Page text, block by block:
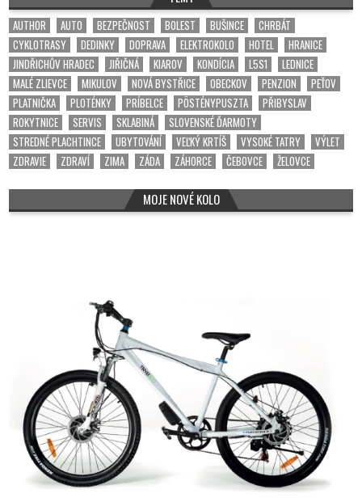
AUTHOR AUTO BEZPEČNOST BOLEST BUŠINCE
CHRBÁT
CYKLOTRASY
DEDINKY DOPRAVA ELEKTROKOLO HOTEL
HRANICE
JINDŘICHŮV HRADEC
JIŘIČNÁ KIAROV KONDÍCIA L5S1
LEDNICE
MALÉ ZLIEVCE
MIKULOV NOVÁ BYSTŘICE OBECKOV PENZION
PEŤOV
PLATNIČKA
PLOTÉNKY PRÍBELCE PÖSTÉNYPUSZTA
PŘIBYSLAV
ROKYTNICE
SERVIS SKLABINÁ
SLOVENSKÉ ĎARMOTY
STREDNÉ PLACHTINCE
UBYTOVÁNÍ VEĽKÝ KRTÍŠ VYSOKÉ TATRY
VÝLET
ZDRAVIE
ZDRAVÍ ZIMA ZÁDA ZÁHORCE ČEBOVCE ŽELOVCE
MOJE NOVÉ KOLO